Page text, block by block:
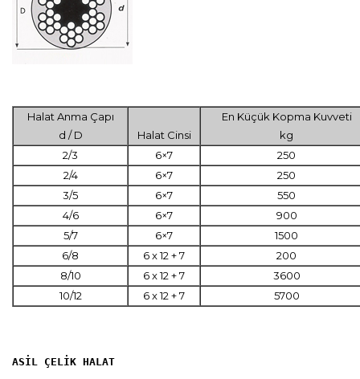
Halat Anma Çapı
d / D
Halat Cinsi
En Küçük Kopma Kuvveti
kg
2/3
6×7
250
2/4
6×7
250
3/5
6×7
550
4/6
6×7
900
5/7
6×7
1500
6/8
6 x 12 + 7
200
8/10
6 x 12 + 7
3600
10/12
6 x 12 + 7 5700
ASİL ÇELİK HALAT